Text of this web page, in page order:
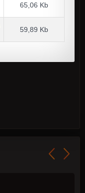
65,06 Kb
59,89 Kb